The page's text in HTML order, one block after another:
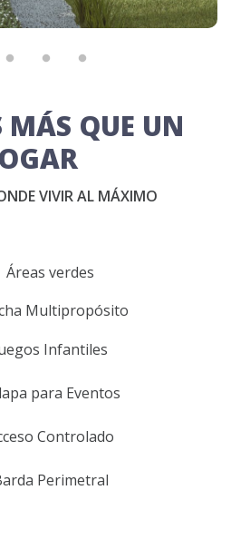
MÁS QUE UN
VIVIR AL MÁXIMO
Áreas verdes
Multipropósito
Infantiles
para Eventos
Controlado
Perimetral